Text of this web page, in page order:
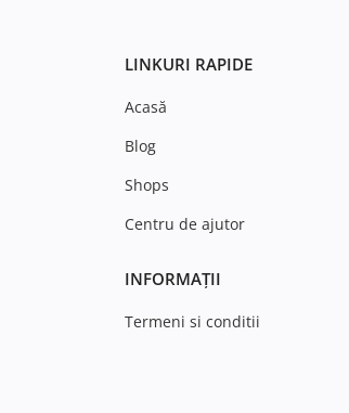
LINKURI RAPIDE
Acasă
Blog
Shops
Centru de ajutor
INFORMAȚII
Termeni si conditii